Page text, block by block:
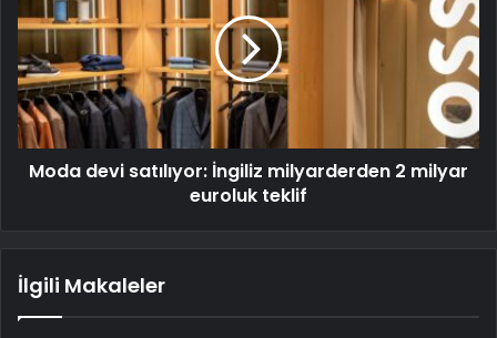
Moda devi satılıyor: İngiliz milyarderden 2 milyar
euroluk teklif
İlgili Makaleler